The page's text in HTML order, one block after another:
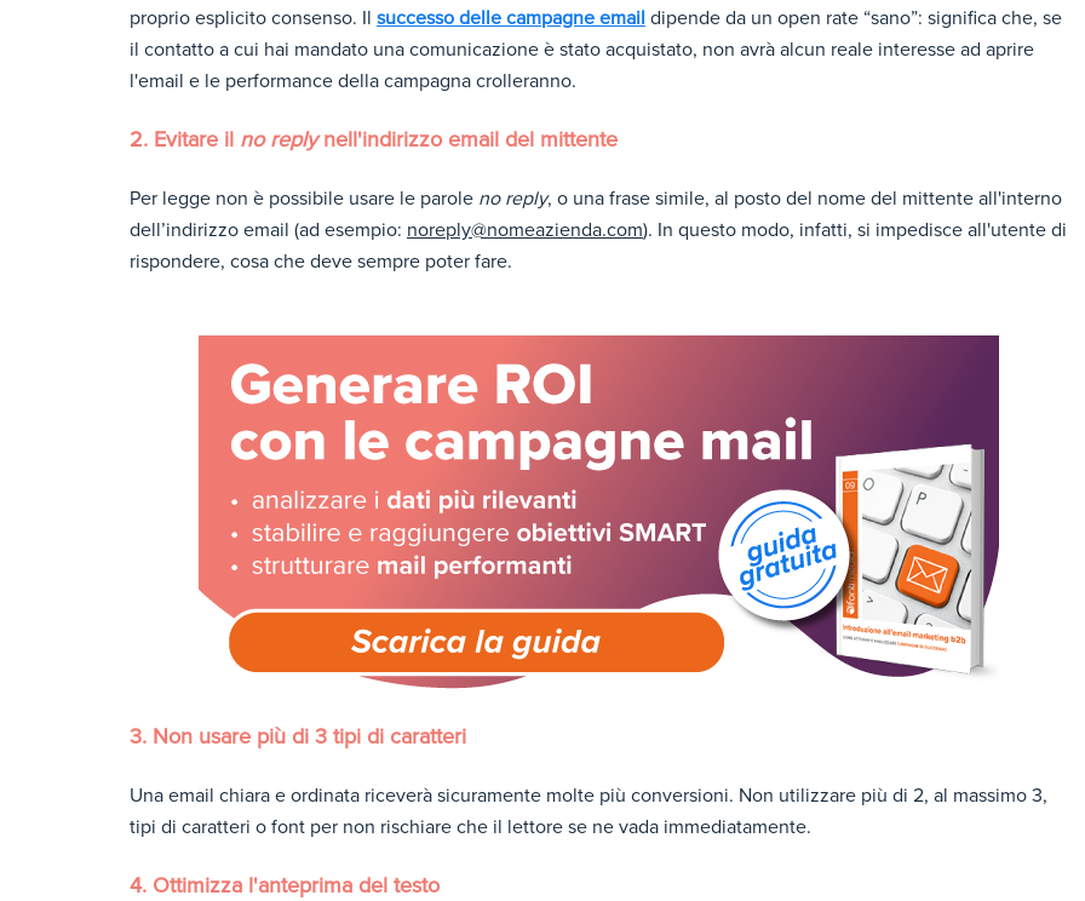
proprio esplicito consenso. Il successo delle campagne email dipende da un open rate “sano”: significa che, se
il contatto a cui hai mandato una comunicazione è stato acquistato, non avrà alcun reale interesse ad aprire
l'email e le performance della campagna crolleranno.
2. Evitare il no replynell'indirizzo email del mittente
Per legge non è possibile usare le parole no reply, o una frase simile, al posto del nome del mittente all'interno
dell’indirizzo email (ad esempio: noreply@nomeazienda.com). In questo modo, infatti, si impedisce all'utente di
rispondere, cosa che deve sempre poter fare.
3. Non usare più di 3 tipi di caratteri
Una email chiara e ordinata riceverà sicuramente molte più conversioni. Non utilizzare più di 2, al massimo 3,
tipi di caratteri o font per non rischiare che il lettore se ne vada immediatamente.
4. Ottimizza l'anteprima del testo